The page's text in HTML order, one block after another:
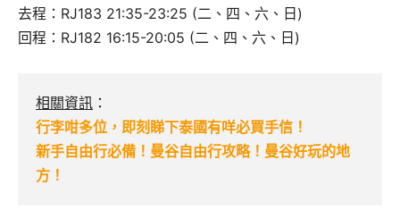
去程：RJ183 21:35-23:25 (二、四、六、日)
回程：RJ182 16:15-20:05 (二、四、六、日)
相關資訊 ：
行李咁多位，即刻睇下泰國有咩必買手信！
新手自由行必備！曼谷自由行攻略！曼谷好玩的地
方！